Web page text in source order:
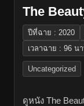
The
ปีที่ฉาย : 2020
เวลาฉาย : 96 น
Uncategorized
ดูหนัง The